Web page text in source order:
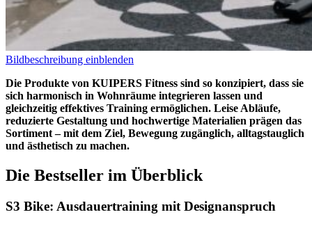
Bildbeschreibung einblenden
Die Produkte von KUIPERS Fitness sind so konzipiert, dass sie
sich harmonisch in Wohnräume integrieren lassen und
gleichzeitig effektives Training ermöglichen. Leise Abläufe,
reduzierte Gestaltung und hochwertige Materialien prägen das
Sortiment – mit dem Ziel, Bewegung zugänglich, alltagstauglich
und ästhetisch zu machen.
Die Bestseller im Überblick
S3 Bike: Ausdauertraining mit Designanspruch